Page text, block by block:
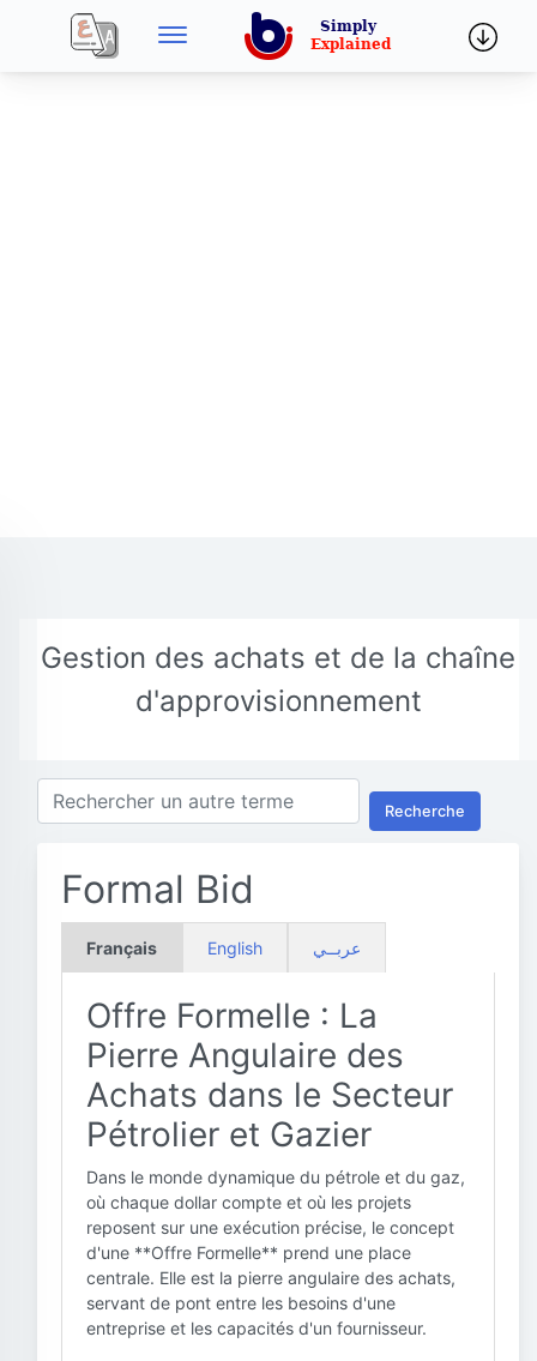
Gestion des achats et de la chaîne
d'approvisionnement
Recherche
Formal Bid
Français English عربــي
Offre Formelle : La
Pierre Angulaire des
Achats dans le Secteur
Pétrolier et Gazier
Dans le monde dynamique du pétrole et du gaz,
où chaque dollar compte et où les projets
reposent sur une exécution précise, le concept
d'une **Offre Formelle** prend une place
centrale. Elle est la pierre angulaire des achats,
servant de pont entre les besoins d'une
entreprise et les capacités d'un fournisseur.